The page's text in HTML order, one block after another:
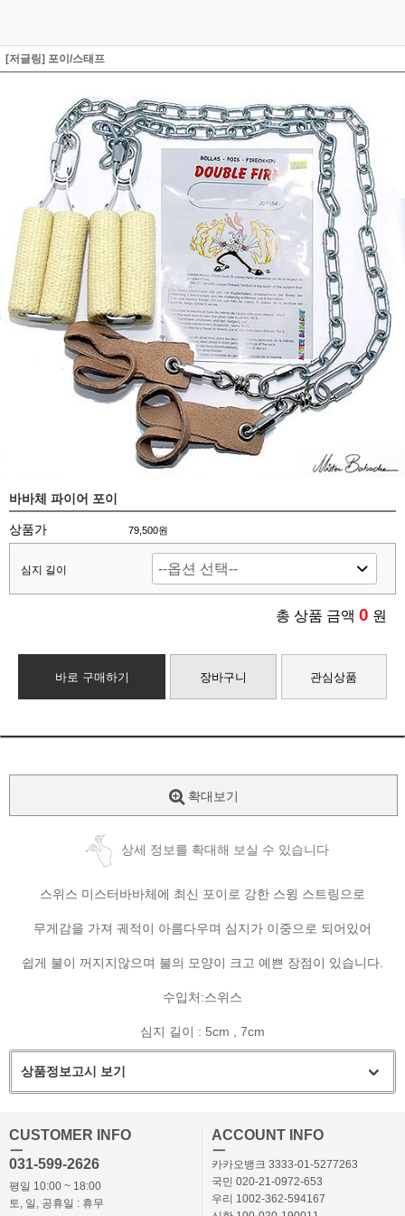
[저글링] 포이/스태프
바바체 파이어 포이
상품가 79,500원
심지 길이
총 상품 금액 0 원
바로 구매하기 장바구니 관심상품
확대보기
상세 정보를 확대해 보실 수 있습니다
스위스 미스터바바체에 최신 포이로 강한 스윙 스트링으로
무게감을 가져 궤적이 아름다우며 심지가 이중으로 되어있어
쉽게 불이 꺼지지않으며 불의 모양이 크고 예쁜 장점이 있습니다.
수입처:스위스
심지 길이 : 5cm , 7cm
상품정보고시 보기
CUSTOMER INFO
ㅡ
031-599-2626
평일 10:00 ~ 18:00
토, 일, 공휴일 : 휴무
ACCOUNT INFO
ㅡ
카카오뱅크 3333-01-5277263
국민 020-21-0972-653
우리 1002-362-594167